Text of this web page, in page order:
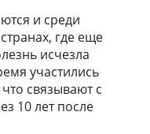
и среди
где еще
исчезла
участились
связывают с
10 лет после